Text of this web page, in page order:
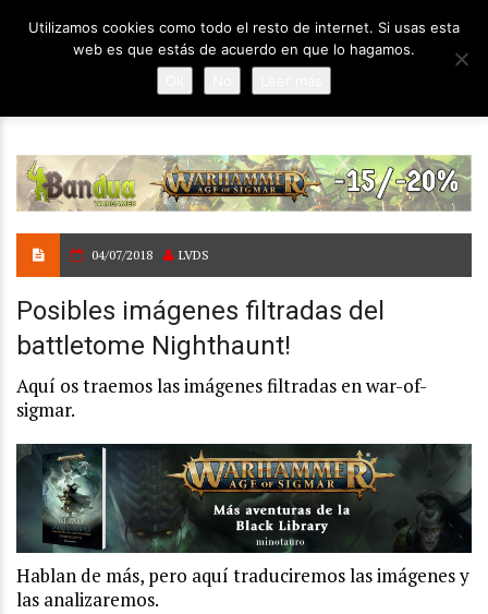
04/07/2018 LVDS
Posibles imágenes filtradas del
battletome Nighthaunt!
Aquí os traemos las imágenes filtradas en war-of-
sigmar.
Hablan de más, pero aquí traduciremos las imágenes y
las analizaremos.
Utilizamos cookies como todo el resto de internet. Si usas esta
web es que estás de acuerdo en que lo hagamos.